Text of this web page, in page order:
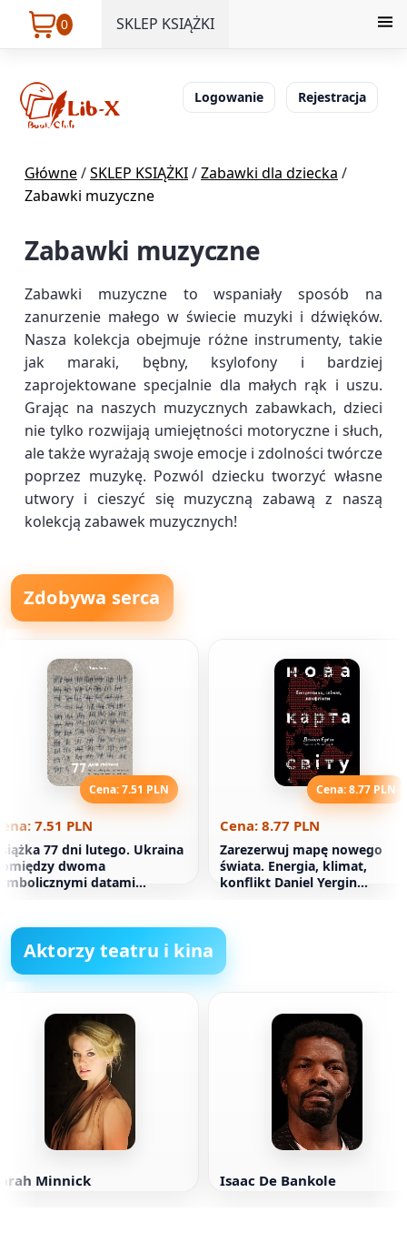
0 SKLEP KSIĄŻKI
Logowanie Rejestracja
Główne/SKLEP KSIĄŻKI/Zabawki dla dziecka /
Zabawki muzyczne
Zabawki muzyczne
Zabawki muzyczne to wspaniały sposób na
zanurzenie małego w świecie muzyki i dźwięków.
Nasza kolekcja obejmuje różne instrumenty, takie
jak maraki, bębny, ksylofony i bardziej
zaprojektowane specjalnie dla małych rąk i uszu.
Grając na naszych muzycznych zabawkach, dzieci
nie tylko rozwijają umiejętności motoryczne i słuch,
ale także wyrażają swoje emocje i zdolności twórcze
poprzez muzykę. Pozwól dziecku tworzyć własne
utwory i cieszyć się muzyczną zabawą z naszą
kolekcją zabawek muzycznych!
Zdobywa serca
Cena: 7.51 PLN
7.51 PLN
77 dni lutego. Ukraina
dwoma
datami
Cena: 8.77 PLN
Cena: 8.77 PLN
Zarezerwuj mapę nowego
świata. Energia, klimat,
konflikt Daniel Yergin
Aktorzy teatru i kina
Minnick Isaac De Bankole